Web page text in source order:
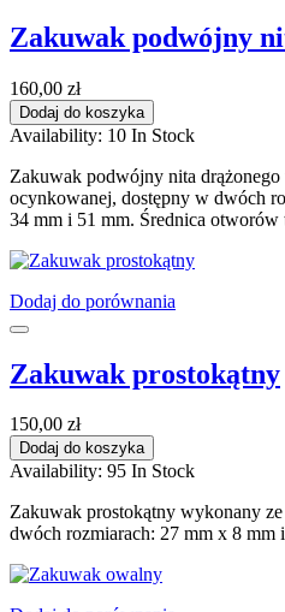
Zakuwak podwójny
160,00 zł
Dodaj do koszyka
Availability: 10 In Stock
Zakuwak podwójny nita
ocynkowanej, dostępny w dwóch
34 mm i 51 mm. Średnica otworów
Dodaj do porównania
Zakuwak prostokątny
150,00 zł
Dodaj do koszyka
Availability: 95 In Stock
Zakuwak prostokątny wykonany
dwóch rozmiarach: 27 mm x 8 mm